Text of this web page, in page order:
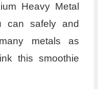
Heavy Metal
can safely and
metals as
this smoothie